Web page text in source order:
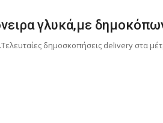
γλυκά,με
δημοσκοπήσεις delivery στα